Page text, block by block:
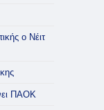
ο Νέιτ
ΠΑΟΚ